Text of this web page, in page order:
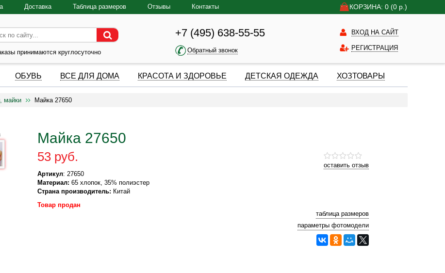
КОРЗИНА: 0 (0 р.)
Доставка Таблица размеров Отзывы Контакты
принимаются круглосуточно
+7 (495) 638-55-55
Обратный звонок
ВХОД НА САЙТ
РЕГИСТРАЦИЯ
ОБУВЬ ВСЕ ДЛЯ ДОМА КРАСОТА И ЗДОРОВЬЕ ДЕТСКАЯ ОДЕЖДА ХОЗТОВАРЫ
майки Майка 27650
Майка 27650
оставить отзыв
53 руб.
Артикул: 27650
Материал: 65 хлопок, 35% полиэстер
Страна производитель: Китай
Товар продан
таблица размеров
параметры фотомодели